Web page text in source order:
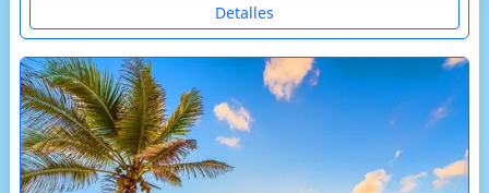
Detalles